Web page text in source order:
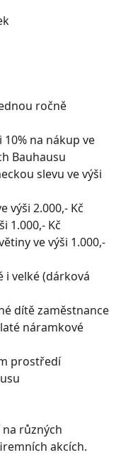
ročně
na nákup ve
Bauhausu
slevu ve výši
výši 2.000,- Kč
1.000,- Kč
ve výši 1.000,-
i velké (dárková
dítě zaměstnance
náramkové
prostředí
různých
akcích.